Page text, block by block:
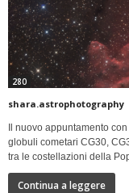
280
shara.astrophotography
Il nuovo appuntamento
globuli cometari CG30,
tra le costellazioni della
Continua a leggere